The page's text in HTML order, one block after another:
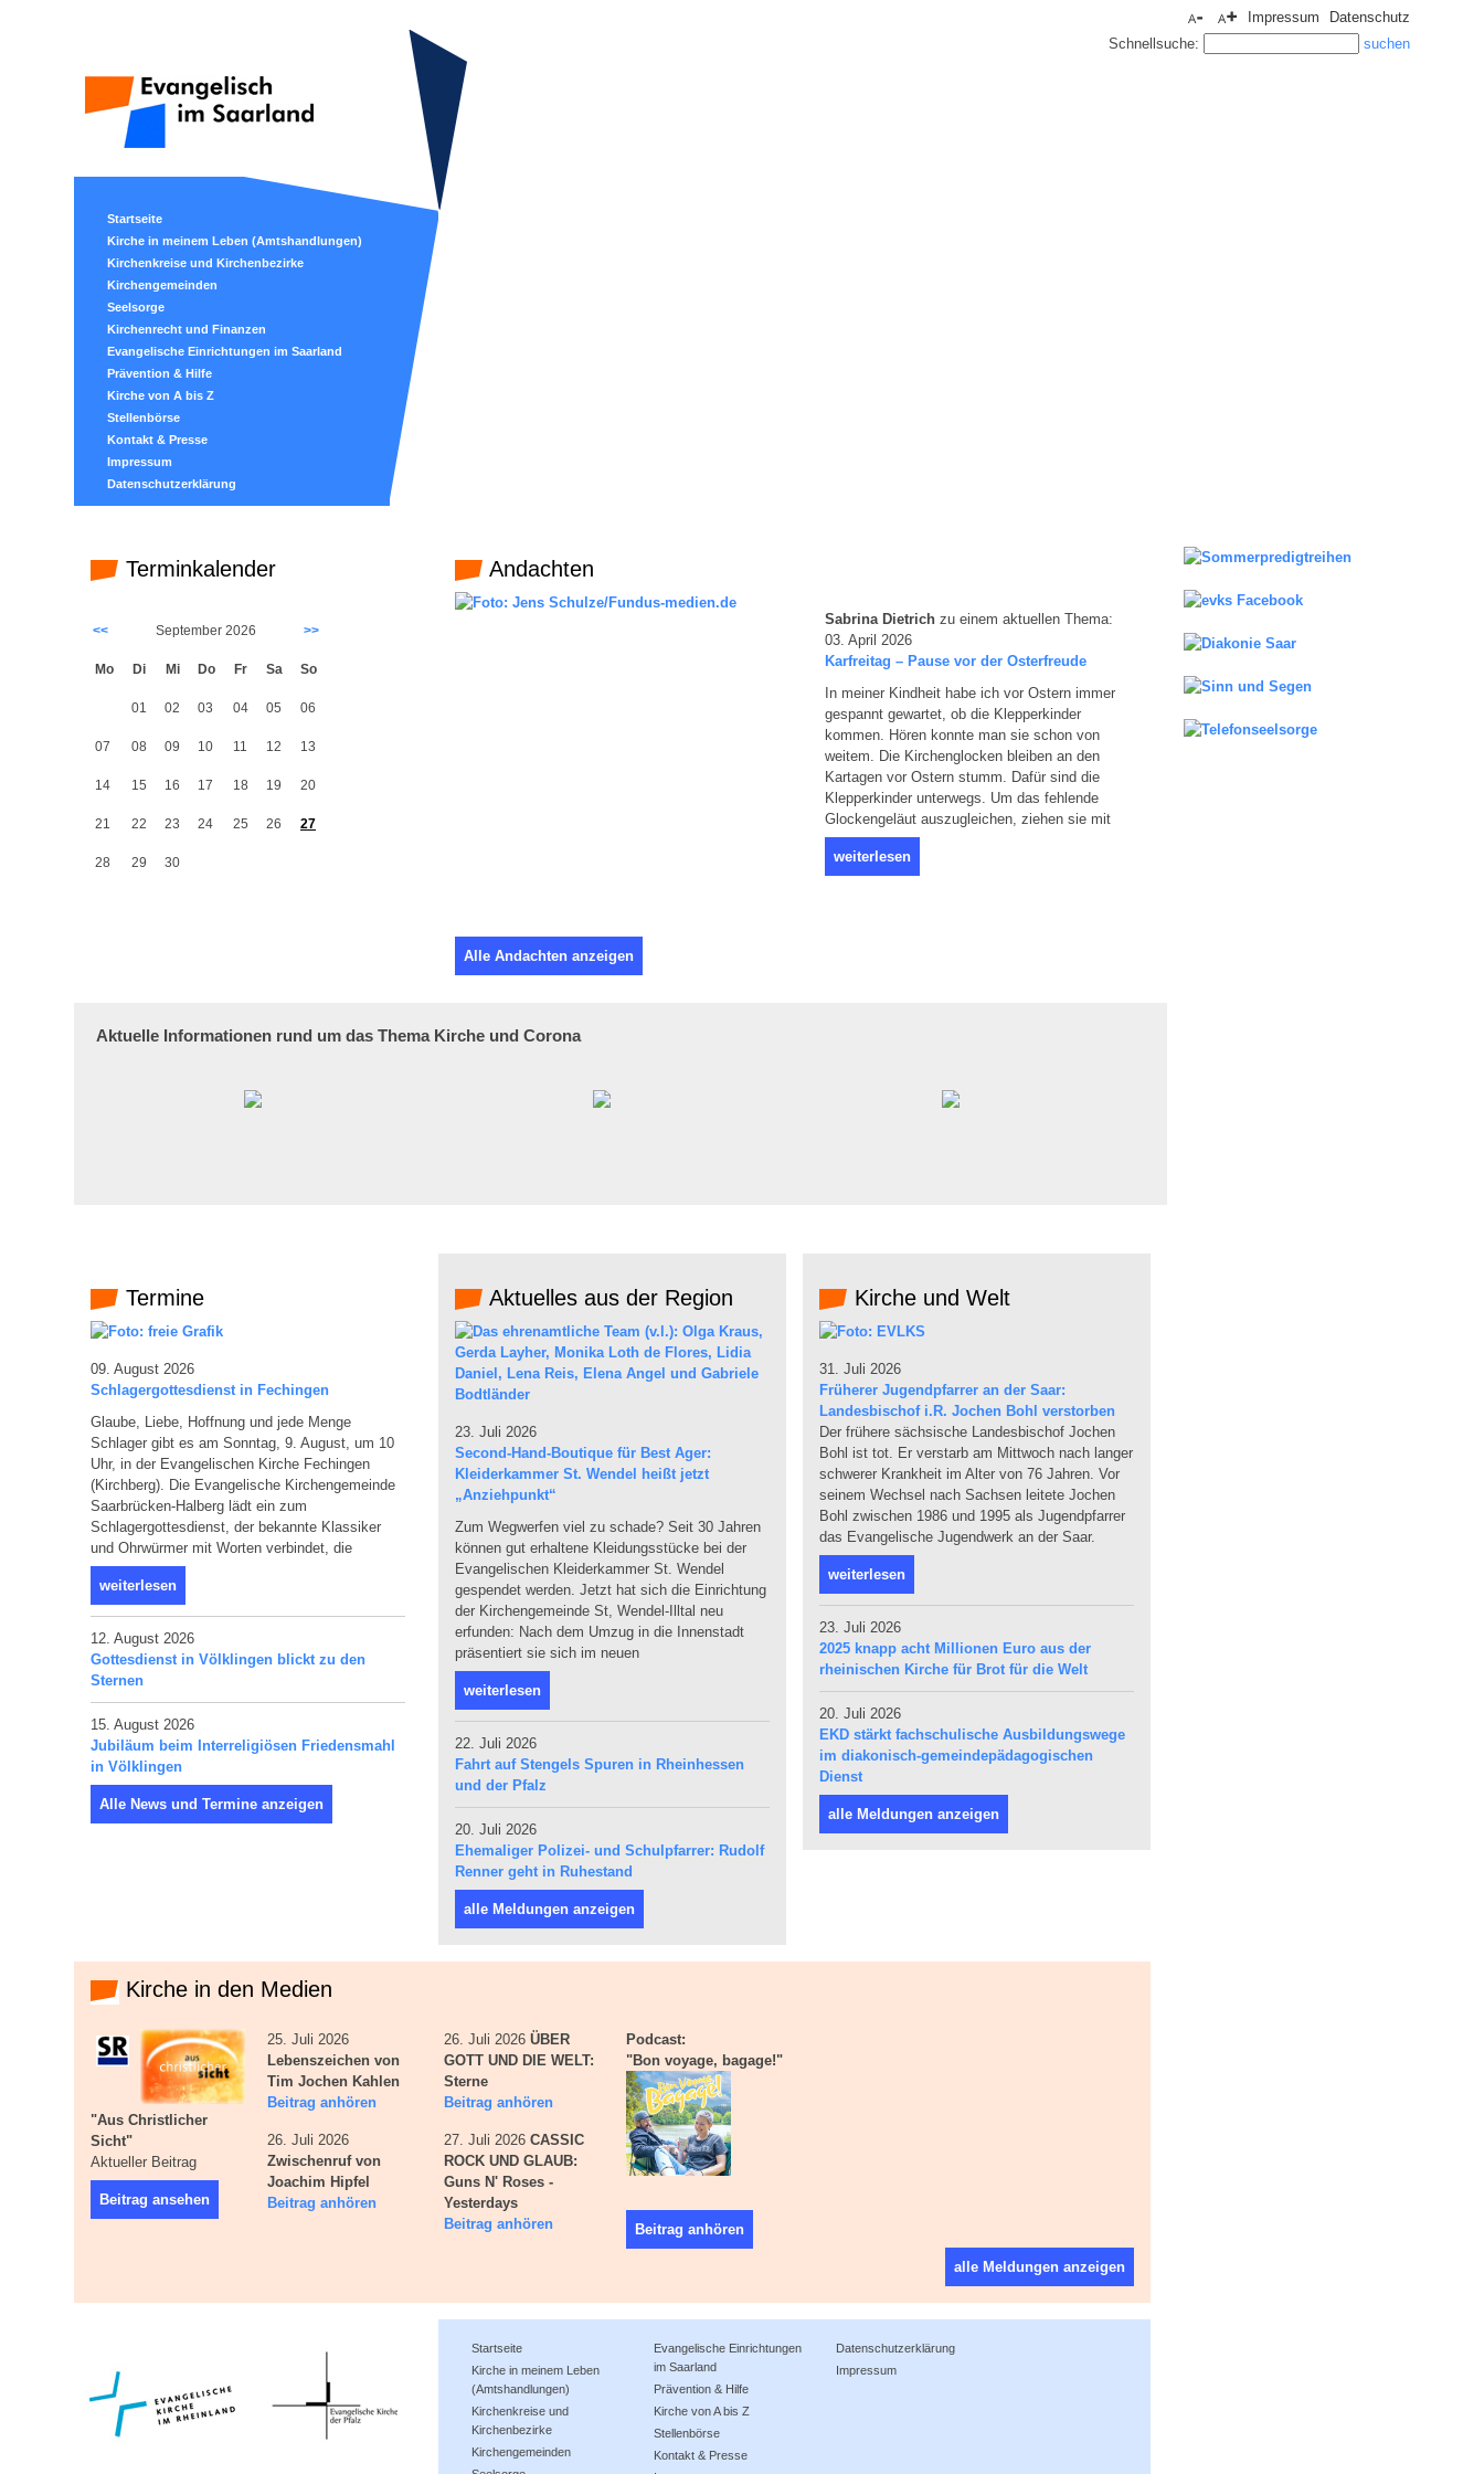
Startseite
Kirche in meinem Leben (Amtshandlungen)
Kirchenkreise und Kirchenbezirke
Kirchengemeinden
Seelsorge
Kirchenrecht und Finanzen
Evangelische Einrichtungen im Saarland
Prävention & Hilfe
Kirche von A bis Z
Stellenbörse
Kontakt & Presse
Impressum
Datenschutzerklärung
Impressum
Datenschutz
Schnellsuche:
Terminkalender
<< September 2026 >>
Mo Di Mi Do Fr Sa So
01 02 03 04 05 06
07 08 09 10 11 12 13
14 15 16 17 18 19 20
21 22 23 24 25 26 27
28 29 30
Andachten
Sabrina Dietrich zu einem aktuellen Thema:
03. April 2026
Karfreitag – Pause vor der Osterfreude
In meiner Kindheit habe ich vor Ostern immer
gespannt gewartet, ob die Klepperkinder
kommen. Hören konnte man sie schon von
weitem. Die Kirchenglocken bleiben an den
Kartagen vor Ostern stumm. Dafür sind die
Klepperkinder unterwegs. Um das fehlende
Glockengeläut auszugleichen, ziehen sie mit
weiterlesen
Alle Andachten anzeigen
Aktuelle Informationen rund um das Thema Kirche und Corona
Termine
09. August 2026
Schlagergottesdienst in Fechingen
Glaube, Liebe, Hoffnung und jede Menge
Schlager gibt es am Sonntag, 9. August, um 10
Uhr, in der Evangelischen Kirche Fechingen
(Kirchberg). Die Evangelische Kirchengemeinde
Saarbrücken-Halberg lädt ein zum
Schlagergottesdienst, der bekannte Klassiker
und Ohrwürmer mit Worten verbindet, die
weiterlesen
12. August 2026
Gottesdienst in Völklingen blickt zu den
Sternen
15. August 2026
Jubiläum beim Interreligiösen Friedensmahl
in Völklingen
Alle News und Termine anzeigen
Aktuelles aus der Region
23. Juli 2026
Second-Hand-Boutique für Best Ager:
Kleiderkammer St. Wendel heißt jetzt
„Anziehpunkt“
Zum Wegwerfen viel zu schade? Seit 30 Jahren
können gut erhaltene Kleidungsstücke bei der
Evangelischen Kleiderkammer St. Wendel
gespendet werden. Jetzt hat sich die Einrichtung
der Kirchengemeinde St, Wendel-Illtal neu
erfunden: Nach dem Umzug in die Innenstadt
präsentiert sie sich im neuen
weiterlesen
22. Juli 2026
Fahrt auf Stengels Spuren in Rheinhessen
und der Pfalz
20. Juli 2026
Ehemaliger Polizei- und Schulpfarrer: Rudolf
Renner geht in Ruhestand
alle Meldungen anzeigen
Kirche und Welt
31. Juli 2026
Früherer Jugendpfarrer an der Saar:
Landesbischof i.R. Jochen Bohl verstorben
Der frühere sächsische Landesbischof Jochen
Bohl ist tot. Er verstarb am Mittwoch nach langer
schwerer Krankheit im Alter von 76 Jahren. Vor
seinem Wechsel nach Sachsen leitete Jochen
Bohl zwischen 1986 und 1995 als Jugendpfarrer
das Evangelische Jugendwerk an der Saar.
weiterlesen
23. Juli 2026
2025 knapp acht Millionen Euro aus der
rheinischen Kirche für Brot für die Welt
20. Juli 2026
EKD stärkt fachschulische Ausbildungswege
im diakonisch-gemeindepädagogischen
Dienst
alle Meldungen anzeigen
Kirche in den Medien
"Aus Christlicher
Sicht"
Aktueller Beitrag
Beitrag ansehen
25. Juli 2026
Lebenszeichen von
Tim Jochen Kahlen
Beitrag anhören
26. Juli 2026 ÜBER
GOTT UND DIE WELT:
Sterne
Beitrag anhören
26. Juli 2026
Zwischenruf von
Joachim Hipfel
Beitrag anhören
27. Juli 2026 CASSIC
ROCK UND GLAUB:
Guns N' Roses -
Yesterdays
Beitrag anhören
Podcast:
"Bon voyage, bagage!"
Beitrag anhören
alle Meldungen anzeigen
Startseite
Kirche in meinem Leben
(Amtshandlungen)
Kirchenkreise und
Kirchenbezirke
Kirchengemeinden
Evangelische Einrichtungen
im Saarland
Prävention & Hilfe
Kirche von A bis Z
Stellenbörse
Kontakt & Presse
Datenschutzerklärung
Impressum